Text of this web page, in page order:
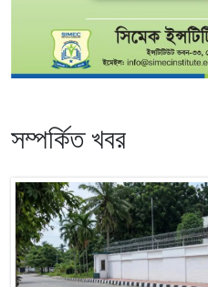
সম্পর্কিত খবর